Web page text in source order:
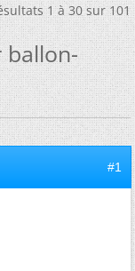
1 à 30 sur 101
ballon-
#1